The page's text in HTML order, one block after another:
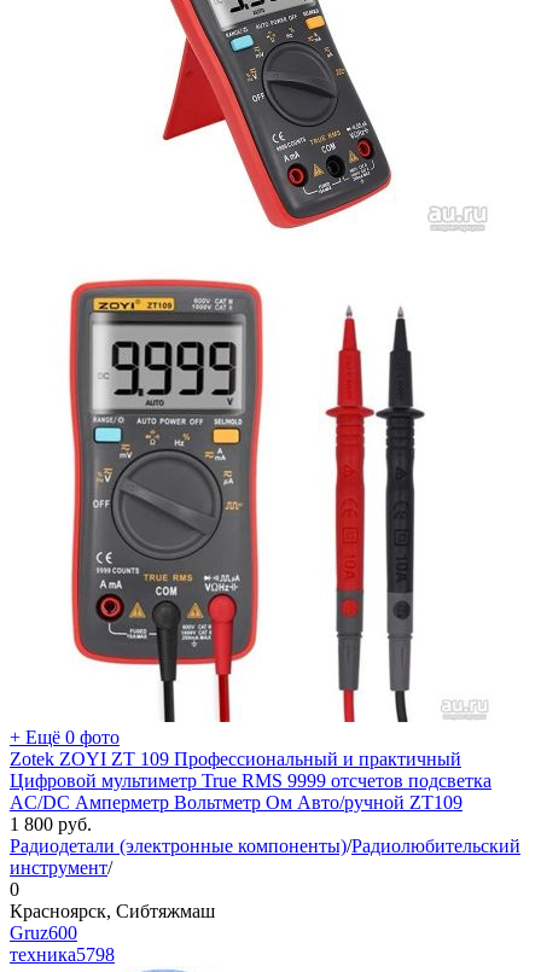
+ Ещё 0 фото
Zotek ZOYI ZT 109 Профессиональный и практичный
Цифровой мультиметр True RMS 9999 отсчетов подсветка
AC/DC Амперметр Вольтметр Ом Авто/ручной ZT109
1 800 руб.
Радиодетали (электронные компоненты)/Радиолюбительский
инструмент/
0
Красноярск, Сибтяжмаш
Gruz600
техника5798